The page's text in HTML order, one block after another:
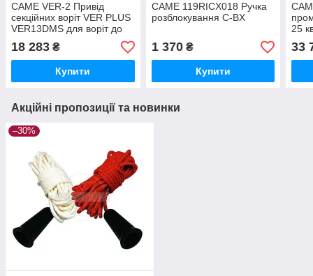
CAME VER-2 Привід
секційних воріт VER PLUS
VER13DMS для воріт до
18 283 ₴
Купити
CAME 119RICX018 Ручка
розблокування C-BX
1 370₴
Купити
25
33
Акційні пропозиції та новинки
–30%